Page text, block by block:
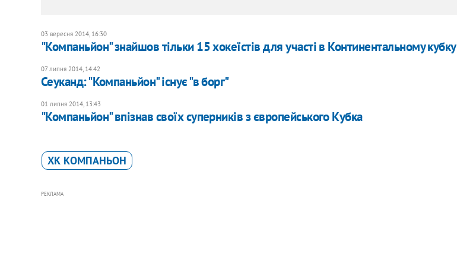
03 вересня 2014, 16:30
"Компаньйон" знайшов тільки 15 хокеїстів для участі в Континентальному кубку
07 липня 2014, 14:42
Сеуканд: "Компаньйон" існує "в борг"
01 липня 2014, 13:43
"Компаньйон" впізнав своїх суперників з європейського Кубка
ХК КОМПАНЬОН
РЕКЛАМА